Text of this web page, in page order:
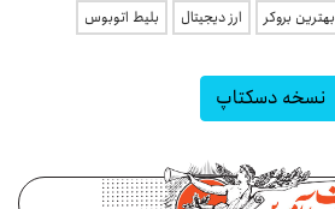
بهترین بروکر ارز دیجیتال بلیط اتوبوس
نسخه دسکتاپ